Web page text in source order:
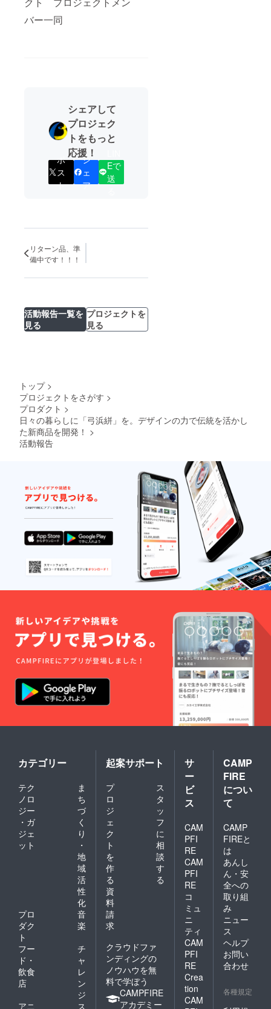
バー一同
シェアして
プロジェク
トをもっと
応援！
ポ
ス
ト
シ
ェ
ア
Eで
送
リターン品、準
備中です！！！
活動報告一覧を
見る
プロジェクトを
見る
トップ >
プロジェクトをさがす >
プロダクト >
日々の暮らしに「弓浜絣」を。デザインの力で伝統を活かし
た新商品を開発！ >
活動報告
カテゴリー
テク
ノロ
ジー
・ガ
ジェ
ット
ま
ち
づ
く
り
・
地
域
活
性
化
プロ
ダク
ト
音
楽
フー
ド・
飲食
店
チ
ャ
レ
ン
ジ
アニ
ス
起案サポート
プ
ロ
ジ
ェ
ク
ト
を
作
る
ス
タ
ッ
フ
に
相
談
す
る
資
料
請
求
クラウドファ
ンディングの
ノウハウを無
料で学ぼう
CAMPFIRE
アカデミー
サ
ー
ビ
ス
CAM
PFI
RE
CAM
PFI
RE
コ
ミュ
ニ
ティ
CAM
PFI
RE
Crea
tion
CAM
CAMP
FIRE
につい
て
CAMP
FIREと
は
あんし
ん・安
全への
取り組
み
ニュー
ス
ヘルプ
お問い
合わせ
各種規定